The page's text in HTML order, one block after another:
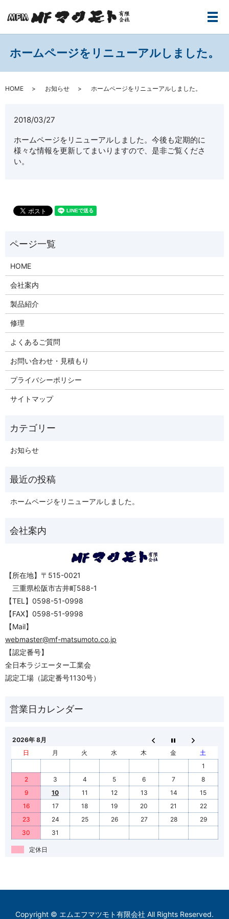
メ
ホームページをリニューアルしました。
HOME お知らせ ホームページをリニューアルしました。
2018/03/27
ホームページをリニューアルしました。今後も定期的に
様々な情報を更新してまいりますので、是非ご覧くださ
い。
HOME
会社案内
製品紹介
修理
よくあるご質問
お問い合わせ・見積もり
プライバシーポリシー
サイトマップ
お知らせ
ホームページをリニューアルしました。
【所在地】〒515-0021
三重県松阪市古井町588-1
【TEL】0598-51-0998
【FAX】0598-51-9998
【Mail】
webmaster@mf-matsumoto.co.jp
【認定番号】
全日本ラジエーター工業会
認定工場（認定番号1130号）
2026年 8月
日
月 火 水 木 金
土
1
2
3 4 5 6 7
8
9
10 11 12 13 14
15
16
17 18 19 20 21
22
23
24 25 26 27 28
29
30
31
定休日
Copyright © エムエフマツモト有限会社 All Rights Reserved.